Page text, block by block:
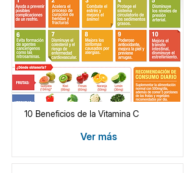
10 Beneficios de la Vitamina C
Ver más